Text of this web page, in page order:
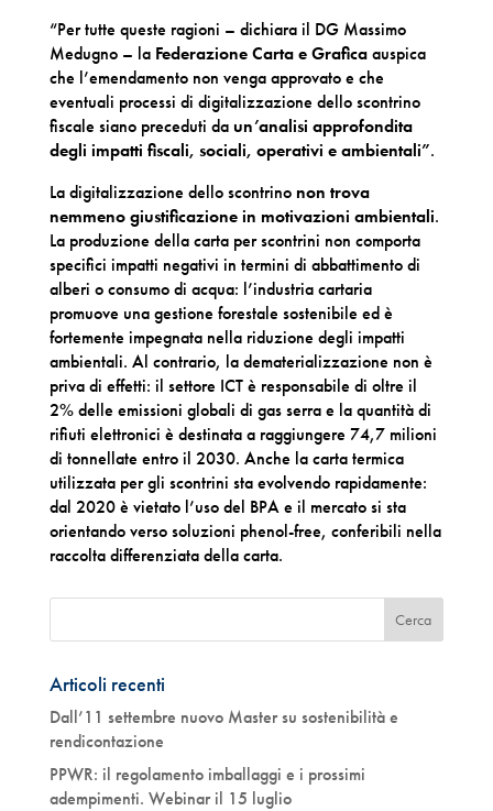
“Per tutte queste ragioni – dichiara il DG Massimo
Medugno – la Federazione Carta e Graficaauspica
che l’emendamento non venga approvato e che
eventuali processi di digitalizzazione dello scontrino
fiscale siano preceduti da un’analisi approfondita
degli impatti fiscali, sociali, operativi e ambientali”.
La digitalizzazione dello scontrino non trova
nemmeno giustificazione in motivazioni ambientali.
La produzione della carta per scontrini non comporta
specifici impatti negativi in termini di abbattimento di
alberi o consumo di acqua: l’industria cartaria
promuove una gestione forestale sostenibile ed è
fortemente impegnata nella riduzione degli impatti
ambientali. Al contrario, la dematerializzazione non è
priva di effetti: il settore ICT è responsabile di oltre il
2% delle emissioni globali di gas serra e la quantità di
rifiuti elettronici è destinata a raggiungere 74,7 milioni
di tonnellate entro il 2030. Anche la carta termica
utilizzata per gli scontrini sta evolvendo rapidamente:
dal 2020 è vietato l’uso del BPA e il mercato si sta
orientando verso soluzioni phenol-free, conferibili nella
raccolta differenziata della carta.
Articoli recenti
Dall’11 settembre nuovo Master su sostenibilità e
rendicontazione
PPWR: il regolamento imballaggi e i prossimi
adempimenti. Webinar il 15 luglio